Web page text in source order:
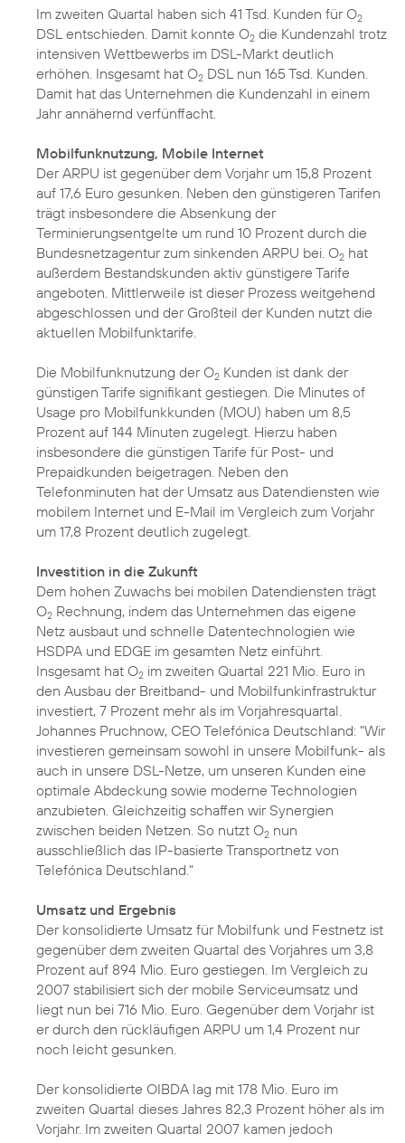
Im zweiten Quartal haben sich 41 Tsd. Kunden für O2
DSL entschieden. Damit konnte O2 die Kundenzahl trotz
intensiven Wettbewerbs im DSL-Markt deutlich
erhöhen. Insgesamt hat O2 DSL nun 165 Tsd. Kunden.
Damit hat das Unternehmen die Kundenzahl in einem
Jahr annähernd verfünffacht.
Mobilfunknutzung, Mobile Internet
Der ARPU ist gegenüber dem Vorjahr um 15,8 Prozent
auf 17,6 Euro gesunken. Neben den günstigeren Tarifen
trägt insbesondere die Absenkung der
Terminierungsentgelte um rund 10 Prozent durch die
Bundesnetzagentur zum sinkenden ARPU bei. O2 hat
außerdem Bestandskunden aktiv günstigere Tarife
angeboten. Mittlerweile ist dieser Prozess weitgehend
abgeschlossen und der Großteil der Kunden nutzt die
aktuellen Mobilfunktarife.
Die Mobilfunknutzung der O2 Kunden ist dank der
günstigen Tarife signifikant gestiegen. Die Minutes of
Usage pro Mobilfunkkunden (MOU) haben um 8,5
Prozent auf 144 Minuten zugelegt. Hierzu haben
insbesondere die günstigen Tarife für Post- und
Prepaidkunden beigetragen. Neben den
Telefonminuten hat der Umsatz aus Datendiensten wie
mobilem Internet und E-Mail im Vergleich zum Vorjahr
um 17,8 Prozent deutlich zugelegt.
Investition in die Zukunft
Dem hohen Zuwachs bei mobilen Datendiensten trägt
O2 Rechnung, indem das Unternehmen das eigene
Netz ausbaut und schnelle Datentechnologien wie
HSDPA und EDGE im gesamten Netz einführt.
Insgesamt hat O2 im zweiten Quartal 221 Mio. Euro in
den Ausbau der Breitband- und Mobilfunkinfrastruktur
investiert, 7 Prozent mehr als im Vorjahresquartal.
Johannes Pruchnow, CEO Telefónica Deutschland: "Wir
investieren gemeinsam sowohl in unsere Mobilfunk- als
auch in unsere DSL-Netze, um unseren Kunden eine
optimale Abdeckung sowie moderne Technologien
anzubieten. Gleichzeitig schaffen wir Synergien
zwischen beiden Netzen. So nutzt O2 nun
ausschließlich das IP-basierte Transportnetz von
Telefónica Deutschland."
Umsatz und Ergebnis
Der konsolidierte Umsatz für Mobilfunk und Festnetz ist
gegenüber dem zweiten Quartal des Vorjahres um 3,8
Prozent auf 894 Mio. Euro gestiegen. Im Vergleich zu
2007 stabilisiert sich der mobile Serviceumsatz und
liegt nun bei 716 Mio. Euro. Gegenüber dem Vorjahr ist
er durch den rückläufigen ARPU um 1,4 Prozent nur
noch leicht gesunken.
Der konsolidierte OIBDA lag mit 178 Mio. Euro im
zweiten Quartal dieses Jahres 82,3 Prozent höher als im
Vorjahr. Im zweiten Quartal 2007 kamen jedoch